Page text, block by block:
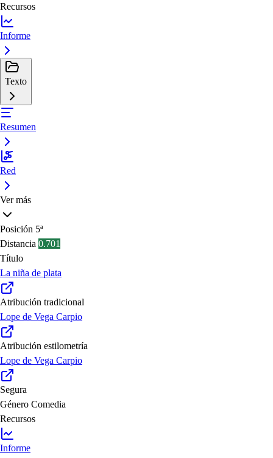
Recursos
Informe
Texto
Resumen
Red
Ver más
Posición 5ª
Distancia 0.701
Título
La niña de plata
Atribución tradicional
Lope de Vega Carpio
Atribución estilometría
Lope de Vega Carpio
Segura
Género Comedia
Recursos
Informe